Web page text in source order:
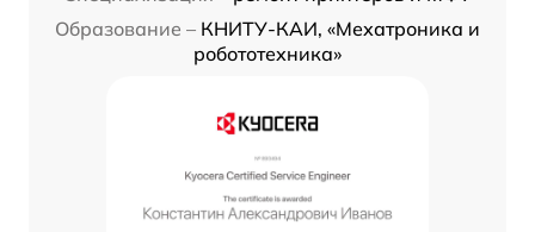
Образование – КНИТУ-КАИ, «Мехатроника и
робототехника»